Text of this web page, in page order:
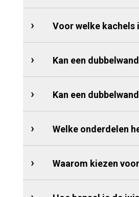
Voor welke kachels
Kan een
Kan een
Welke onderdelen
Waarom kiezen